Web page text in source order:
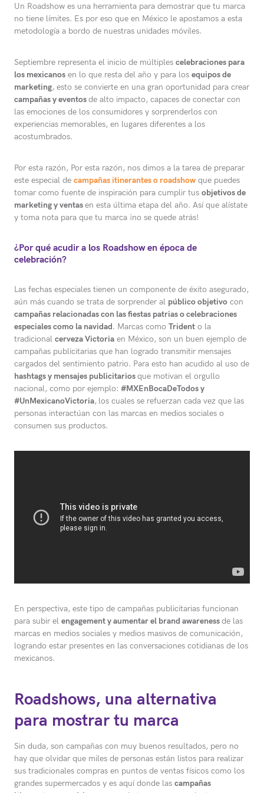
Un Roadshow es una herramienta para demostrar que tu marca
no tiene límites. Es por eso que en México le apostamos a esta
metodología a bordo de nuestras unidades móviles.
Septiembre representa el inicio de múltiples celebraciones para
los mexicanos en lo que resta del año y para los equipos de
marketing, esto se convierte en una gran oportunidad para crear
campañas y eventosde alto impacto, capaces de conectar con
las emociones de los consumidores y sorprenderlos con
experiencias memorables, en lugares diferentes a los
acostumbrados.
Por esta razón, Por esta razón, nos dimos a la tarea de preparar
este especial de campañas itinerantes o roadshow que puedes
tomar como fuente de inspiración para cumplir tus objetivos de
marketing y ventasen esta última etapa del año. Así que alístate
y toma nota para que tu marca ¡no se quede atrás!
¿Por qué acudir a los Roadshow en época de
celebración?
Las fechas especiales tienen un componente de éxito asegurado,
aún más cuando se trata de sorprender al público objetivo con
campañas relacionadas con las fiestas patrias o celebraciones
especiales como la navidad. Marcas como Trident o la
tradicional cerveza Victoria en México, son un buen ejemplo de
campañas publicitarias que han logrado transmitir mensajes
cargados del sentimiento patrio. Para esto han acudido al uso de
hashtags y mensajes publicitariosque motivan el orgullo
nacional, como por ejemplo: #MXEnBocaDeTodos y
#UnMexicanoVictoria, los cuales se refuerzan cada vez que las
personas interactúan con las marcas en medios sociales o
consumen sus productos.
En perspectiva, este tipo de campañas publicitarias funcionan
para subir el engagement y aumentar el brand awarenessde las
marcas en medios sociales y medios masivos de comunicación,
logrando estar presentes en las conversaciones cotidianas de los
mexicanos.
Roadshows, una alternativa
para mostrar tu marca
Sin duda, son campañas con muy buenos resultados, pero no
hay que olvidar que miles de personas están listos para realizar
sus tradicionales compras en puntos de ventas físicos como los
grandes supermercados y es aquí donde las campañas